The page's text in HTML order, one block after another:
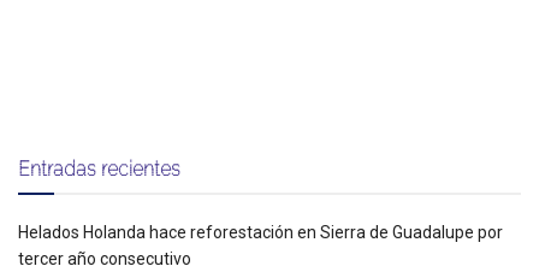
Entradas recientes
Helados Holanda hace reforestación en Sierra de Guadalupe por
tercer año consecutivo